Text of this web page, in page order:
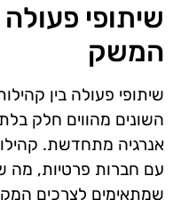
שיתופי פעולה
המשק
שיתופי פעולה בין
השונים מהווים חלק
אנרגיה מתחדשת.
עם חברות פרטיות, מה
שמתאימים לצרכים